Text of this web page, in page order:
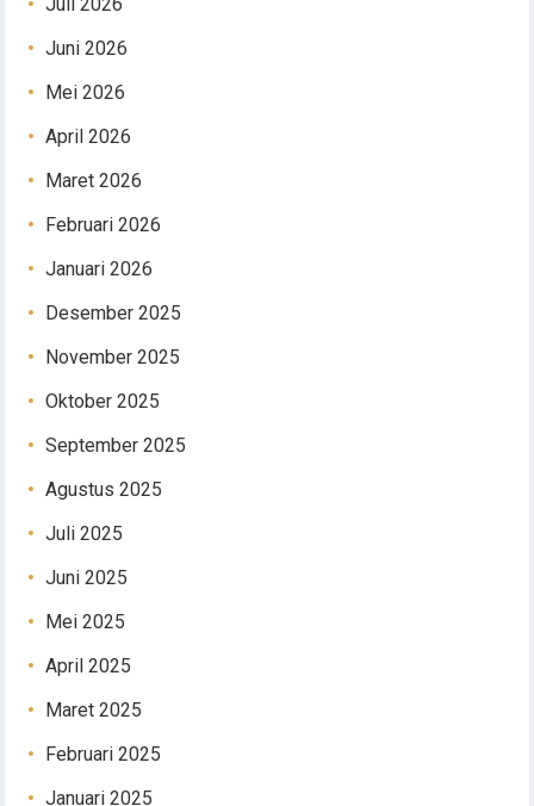
Juli 2026
Juni 2026
Mei 2026
April 2026
Maret 2026
Februari 2026
Januari 2026
Desember 2025
November 2025
Oktober 2025
September 2025
Agustus 2025
Juli 2025
Juni 2025
Mei 2025
April 2025
Maret 2025
Februari 2025
Januari 2025